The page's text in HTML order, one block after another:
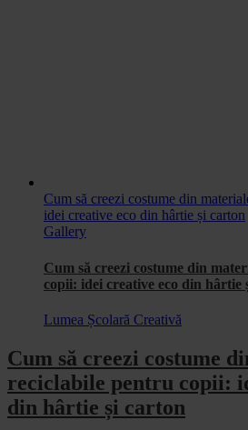
Cum să creezi costume din
idei creative eco din hârtie și carton
Gallery
Cum să creezi costume din
copii: idei creative eco din hârtie
Lumea Școlară Creativă
Cum să creezi costume
reciclabile pentru copii:
din hârtie și carton